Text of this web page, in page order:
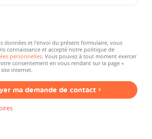
données et l'envoi du présent formulaire, vous
connaissance et accepté notre politique de
personnelles. Vous pouvez à tout moment exercer
consentement en vous rendant sur la page «
internet.
ma demande de contact